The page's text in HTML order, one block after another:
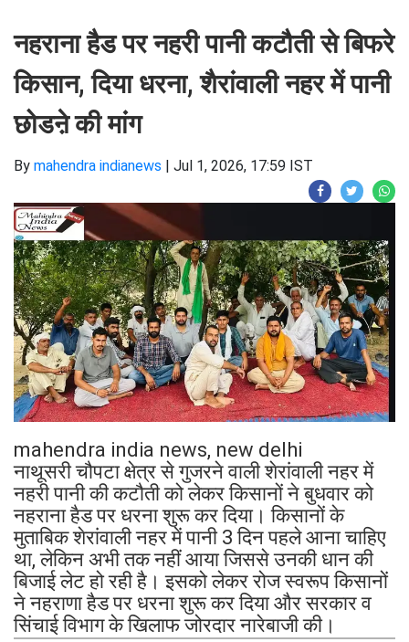
नहराना हैड पर नहरी पानी कटौती से बिफरे
किसान, दिया धरना, शैरांवाली नहर में पानी
छोडऩे की मांग
By mahendra indianews | Jul 1, 2026, 17:59 IST
mahendra india news, new delhi
नाथूसरी चौपटा क्षेत्र से गुजरने वाली शेरांवाली नहर में
नहरी पानी की कटौती को लेकर किसानों ने बुधवार को
नहराना हैड पर धरना शुरू कर दिया। किसानों के
मुताबिक शेरांवाली नहर में पानी 3 दिन पहले आना चाहिए
था, लेकिन अभी तक नहीं आया जिससे उनकी धान की
बिजाई लेट हो रही है। इसको लेकर रोज स्वरूप किसानों
ने नहराणा हैड पर धरना शुरू कर दिया और सरकार व
सिंचाई विभाग के खिलाफ जोरदार नारेबाजी की।